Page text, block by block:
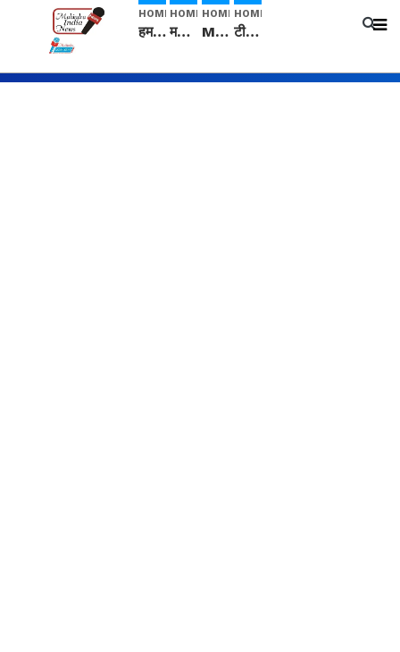
HOME
हम सनातनी..." सांसद kangana Ranaut से क्या बोली लड़की? Viral Jantar-Mantar | CJP protest
HOME
मनीषा हत्याकांड: हत्या, आत्महत्या या कोई बड़ा राज? | Full Story | Josh Haryana
HOME
Mangalsutra: हिंदू धर्म में शादी के बाद मंगलसूत्र क्यों पहनती है महिलाएं, किसने शुरु की ये परंपरा
HOME
टीम बीकेई ने एग्रीकल्चर ग्रेड की यूरिया खाद गट्टों में बदलकर टेक्निकल ग्रेड में बेचने वालों पर करवाई कार्रवाई: लखविंदर सिंह औलख